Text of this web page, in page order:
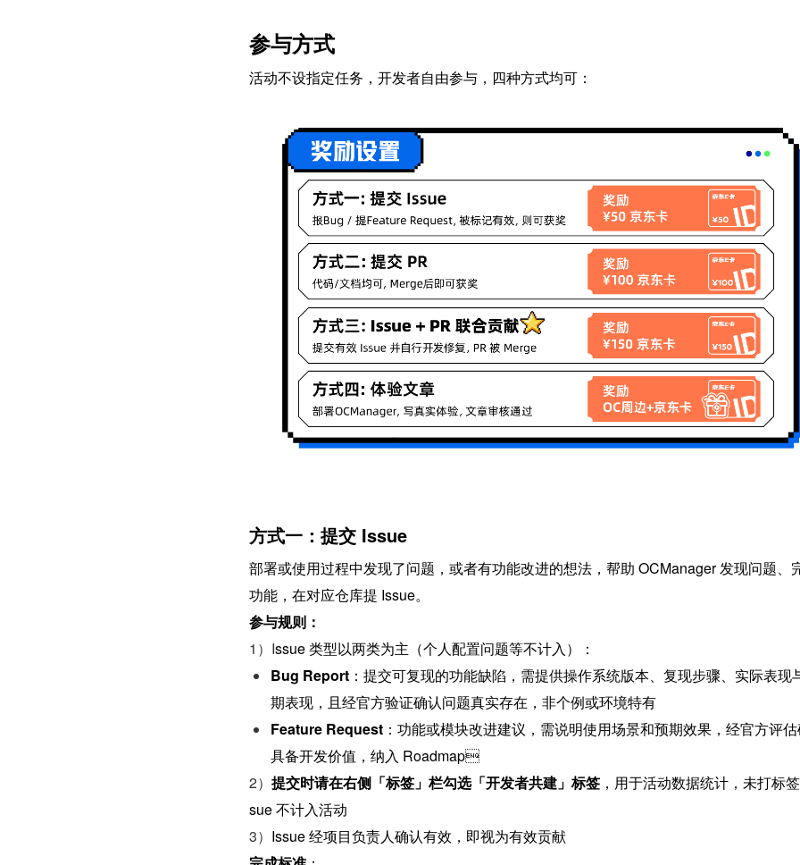
参与方式
活动不设指定任务，开发者自由参与，四种方式均可：
方式一：提交 Issue
部署或使用过程中发现了问题，或者有功能改进的想法，帮助 OCManager 发现问题、
功能，在对应仓库提 Issue。
参与规则：
1）Issue 类型以两类为主（个人配置问题等不计入）：
Bug Report ：提交可复现的功能缺陷，需提供操作系统版本、复现步骤、实际表现
期表现，且经官方验证确认问题真实存在，非个例或环境特有
Feature Request ：功能或模块改进建议，需说明使用场景和预期效果，经官方评估
具备开发价值，纳入 Roadmap
2） 提交时请在右侧「标签」栏勾选「开发者共建」标签 ，用于活动数据统计，未打标
sue 不计入活动
3） Issue 经项目负责人确认有效，即视为有效贡献